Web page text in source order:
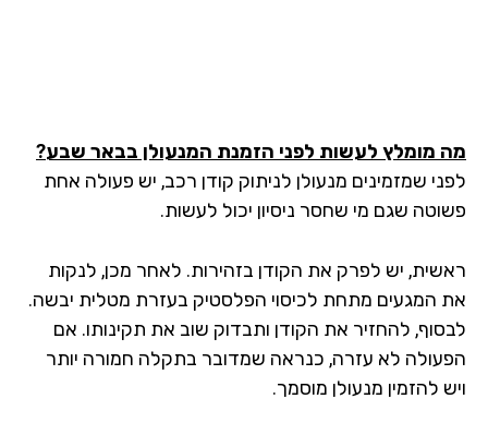
מומלץ לעשות לפני הזמנת המנעולן בבאר שבע?
שמזמינים מנעולן לניתוק קודן רכב, יש פעולה אחת
שגם מי שחסר ניסיון יכול לעשות.
יש לפרק את הקודן בזהירות. לאחר מכן, לנקות
המגעים מתחת לכיסוי הפלסטיק בעזרת מטלית יבשה.
להחזיר את הקודן ותבדוק שוב את תקינותו. אם
לא עזרה, כנראה שמדובר בתקלה חמורה יותר
להזמין מנעולן מוסמך.